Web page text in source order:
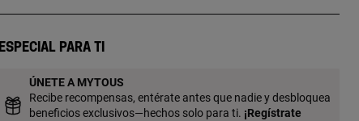
abierto. Asas de mano fijas y asa
Medidas (alto x ancho x fondo):
28,5 x 52 x 14,5 cm.
Especial para ti
ÚNETE A MYTOUS
Recibe recompensas, entérate antes que nadie y desbloquea
beneficios exclusivos—hechos solo para ti. ¡Regístrate